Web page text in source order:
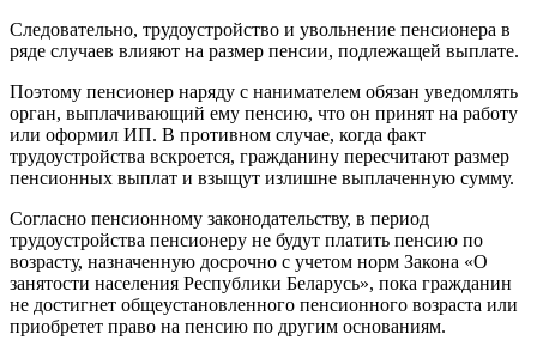
Следовательно, трудоустройство и увольнение пенсионера в
ряде случаев влияют на размер пенсии, подлежащей выплате.
Поэтому пенсионер наряду с нанимателем обязан уведомлять
орган, выплачивающий ему пенсию, что он принят на работу
или оформил ИП. В противном случае, когда факт
трудоустройства вскроется, гражданину пересчитают размер
пенсионных выплат и взыщут излишне выплаченную сумму.
Согласно пенсионному законодательству, в период
трудоустройства пенсионеру не будут платить пенсию по
возрасту, назначенную досрочно с учетом норм Закона «О
занятости населения Республики Беларусь», пока гражданин
не достигнет общеустановленного пенсионного возраста или
приобретет право на пенсию по другим основаниям.